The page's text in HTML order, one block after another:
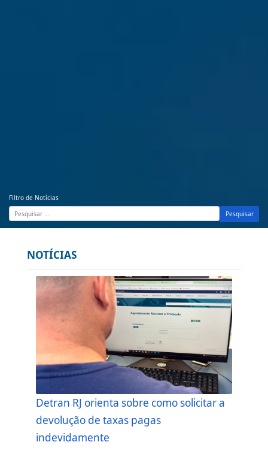
Filtro de Notícias
Pesquisar
NOTÍCIAS
Detran RJ orienta sobre como solicitar a
devolução de taxas pagas
indevidamente